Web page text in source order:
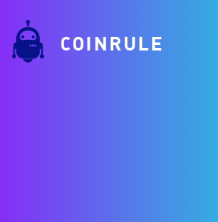
COINRULE